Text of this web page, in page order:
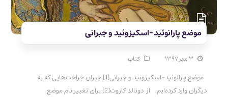
موضع پارانوئید-اسکیزوئید و جبرانی
۳ مهر ۱۳۹۷ کتاب
موضع پارانوئید-اسکیزوئید و جبرانی[1] جبران جراحت‌هایی که به
دیگران وارد کرده‌ایم. از دونالد کاروت[2] برای تغییر نام موضع